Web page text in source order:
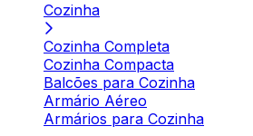
Cozinha
Cozinha Completa
Cozinha Compacta
Balcões para Cozinha
Armário Aéreo
Armários para Cozinha